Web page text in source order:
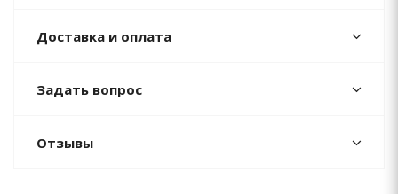
Доставка и оплата
Задать вопрос
Отзывы